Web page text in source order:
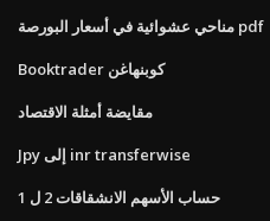
مناحي عشوائية في أسعار البورصة pdf
Booktrader كوبنهاغن
مقايضة أمثلة الاقتصاد
Jpy إلى inr transferwise
حساب الأسهم الانشقاقات 2 ل 1